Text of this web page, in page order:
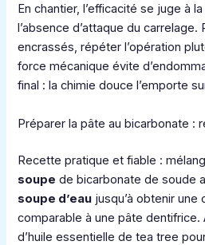
En chantier, l’efficacité se juge à
l’absence d’attaque du
encrassés, répéter l’opération
force mécanique évite
final : la chimie douce l’emporte
Préparer la pâte au bicarbonate :
Recette pratique et fiable :
soupe de bicarbonate de soude
soupe d’eau jusqu’à obtenir une
comparable à une pâte dentifrice.
d’huile essentielle de tea tree